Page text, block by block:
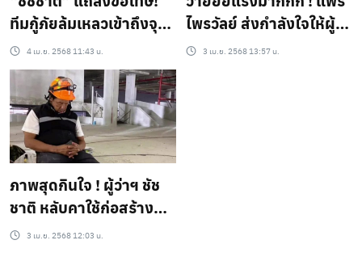
ทีมกู้ภัยล้มเหลวเข้าถึงจุด
ได้ยินเสียง ยืนยันทำเต็มที่
แล้ว
4 เม.ย. 2568 11:43 น.
ไพรวัลย์ ส่งกำลังใจให้ผู้
ว่าฯกทม.-ทีมกู้ภัย พร้อม
3 เม.ย. 2568 13:57 น.
ภาพสุดกินใจ ! ผู้ว่าฯ ชัช
ชาติ หลับคาใช้ก่อสร้างทีม
งานลั่น เอาเวลาที่ไหนนอน
3 เม.ย. 2568 12:03 น.